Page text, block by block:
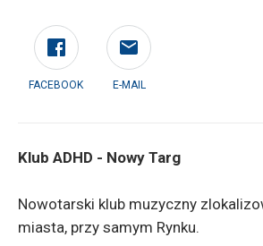
FACEBOOK E-MAIL
Klub ADHD - Nowy Targ
Nowotarski klub muzyczny
miasta, przy samym Rynku.